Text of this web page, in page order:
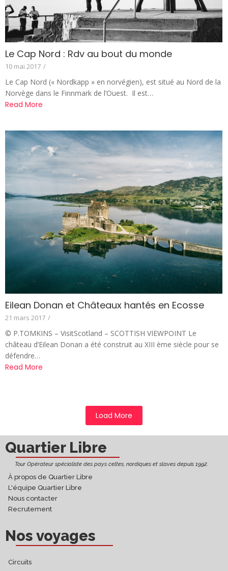
Le Cap Nord : Rdv au bout du monde
10 mai 2017 /
Le Cap Nord (« Nordkapp » en norvégien), est situé au Nord de la
Norvège dans le Finnmark de l’Ouest. Il est…
Read More
Eilean Donan et Châteaux hantés en Ecosse
21 mars 2017 /
© P.TOMKINS – VisitScotland – SCOTTISH VIEWPOINT Le
château d’Eilean Donan a été construit au XIII ème siècle pour se
défendre…
Read More
Load More
Quartier Libre
Tour Opérateur spécialiste des pays celtes, nordiques et slaves depuis 1992.
À propos de Quartier Libre
L'équipe Quartier Libre
Nous contacter
Recrutement
Nos voyages
Circuits